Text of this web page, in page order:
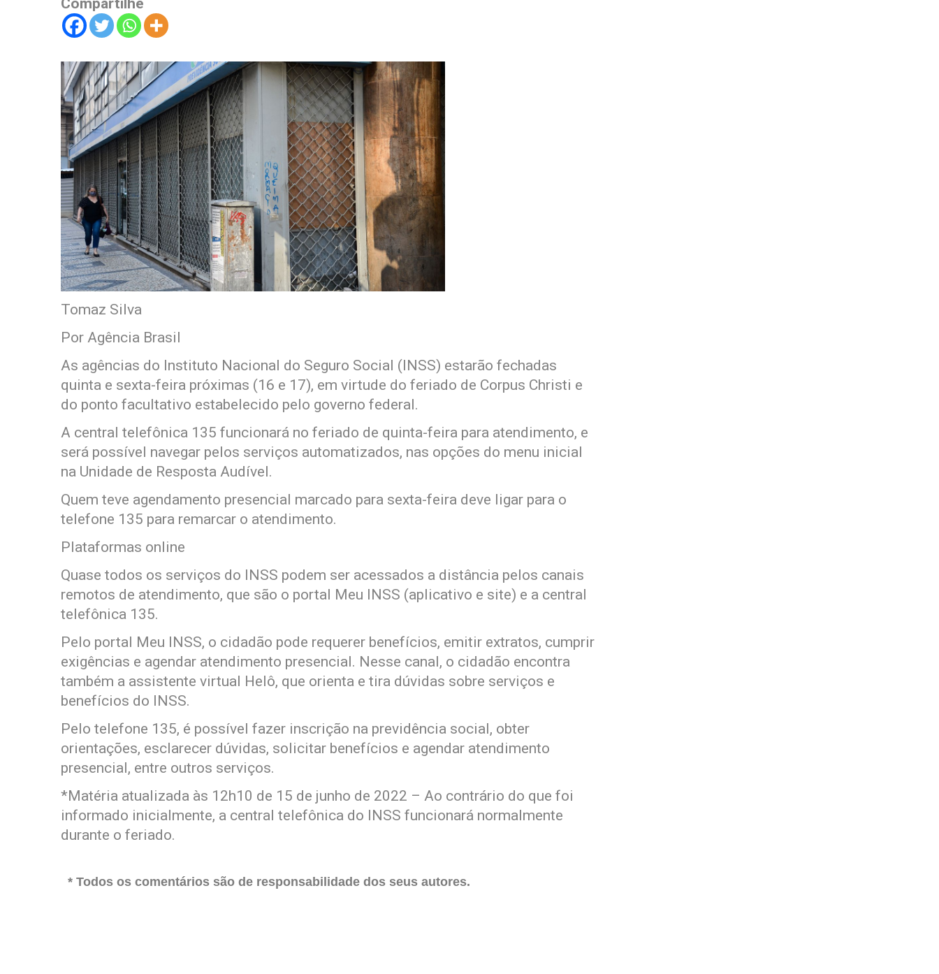
Compartilhe
Tomaz Silva
Por Agência Brasil
As agências do Instituto Nacional do Seguro Social (INSS) estarão fechadas
quinta e sexta-feira próximas (16 e 17), em virtude do feriado de Corpus Christi e
do ponto facultativo estabelecido pelo governo federal.
A central telefônica 135 funcionará no feriado de quinta-feira para atendimento, e
será possível navegar pelos serviços automatizados, nas opções do menu inicial
na Unidade de Resposta Audível.
Quem teve agendamento presencial marcado para sexta-feira deve ligar para o
telefone 135 para remarcar o atendimento.
Plataformas online
Quase todos os serviços do INSS podem ser acessados a distância pelos canais
remotos de atendimento, que são o portal Meu INSS (aplicativo e site) e a central
telefônica 135.
Pelo portal Meu INSS, o cidadão pode requerer benefícios, emitir extratos, cumprir
exigências e agendar atendimento presencial. Nesse canal, o cidadão encontra
também a assistente virtual Helô, que orienta e tira dúvidas sobre serviços e
benefícios do INSS.
Pelo telefone 135, é possível fazer inscrição na previdência social, obter
orientações, esclarecer dúvidas, solicitar benefícios e agendar atendimento
presencial, entre outros serviços.
*Matéria atualizada às 12h10 de 15 de junho de 2022 – Ao contrário do que foi
informado inicialmente, a central telefônica do INSS funcionará normalmente
durante o feriado.
* Todos os comentários são de responsabilidade dos seus autores.